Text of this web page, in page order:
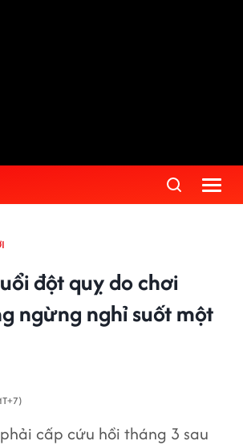
đột quỵ do chơi
ngừng nghỉ suốt một
cấp cứu hồi tháng 3 sau